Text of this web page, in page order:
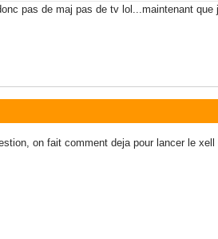
pas de maj pas de tv lol...maintenant
on fait comment deja pour lancer le